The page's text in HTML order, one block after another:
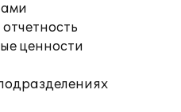
ценности